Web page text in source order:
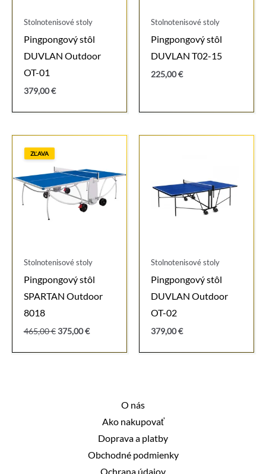
Stolnotenisové stoly
Pingpongový stôl
DUVLAN Outdoor
OT-01
379,00€
Stolnotenisové stoly
Pingpongový stôl
DUVLAN T02-15
225,00€
ZĽAVA
Stolnotenisové stoly
Pingpongový stôl
SPARTAN Outdoor
8018
465,00€ Pôvodná
bola:
375,00€Aktuálna
je:
Stolnotenisové stoly
Pingpongový stôl
DUVLAN Outdoor
OT-02
379,00€
O nás
Ako nakupovať
Doprava a platby
Obchodné podmienky
Ochrana údajov